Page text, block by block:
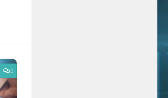
0